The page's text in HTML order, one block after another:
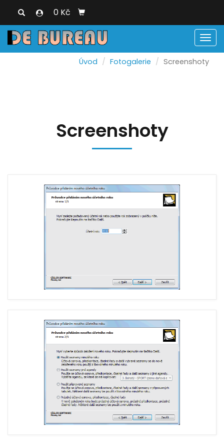
0 Kč
Úvod Fotogalerie Screenshoty
Screenshoty